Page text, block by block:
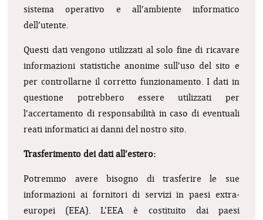
sistema operativo e all’ambiente informatico
dell’utente.
Questi dati vengono utilizzati al solo fine di ricavare
informazioni statistiche anonime sull’uso del sito e
per controllarne il corretto funzionamento. I dati in
questione potrebbero essere utilizzati per
l’accertamento di responsabilità in caso di eventuali
reati informatici ai danni del nostro sito.
Trasferimento dei dati all’estero:
Potremmo avere bisogno di trasferire le sue
informazioni ai fornitori di servizi in paesi extra-
europei (EEA). L‘EEA è costituito dai paesi